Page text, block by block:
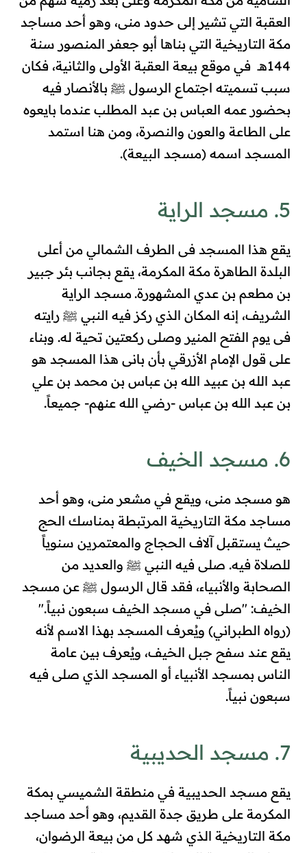
العقبة التي تشير إلى حدود منى، وهو أحد مساجد
مكة التاريخية التي بناها أبو جعفر المنصور سنة
144هـ في موقع بيعة العقبة الأولى والثانية، فكان
سبب تسميته اجتماع الرسول ﷺ بالأنصار فيه
بحضور عمه العباس بن عبد المطلب عندما بايعوه
على الطاعة والعون والنصرة، ومن هنا استمد
المسجد اسمه (مسجد البيعة).
5. مسجد الراية
يقع هذا المسجد فى الطرف الشمالي من أعلى
البلدة الطاهرة مكة المكرمة، يقع بجانب بئر جبير
بن مطعم بن عدي المشهورة. مسجد الراية
الشريف، إنه المكان الذي ركز فيه النبي ﷺ رايته
فى يوم الفتح المنير وصلى ركعتين تحية له. وبناء
على قول الإمام الأزرقي بأن بانى هذا المسجد هو
عبد الله بن عبيد الله بن عباس بن محمد بن علي
بن عبد الله بن عباس -رضي الله عنهم- جميعاً.
6. مسجد الخيف
هو مسجد منى، ويقع في مشعر منى، وهو أحد
مساجد مكة التاريخية المرتبطة بمناسك الحج
حيث يستقبل آلاف الحجاج والمعتمرين سنوياً
للصلاة فيه. صلى فيه النبي ﷺ والعديد من
الصحابة والأنبياء، فقد قال الرسول ﷺ عن مسجد
الخيف: "صلى في مسجد الخيف سبعون نبياً."
(رواه الطبراني) ويُعرف المسجد بهذا الاسم لأنه
يقع عند سفح جبل الخيف، ويُعرف بين عامة
الناس بمسجد الأنبياء أو المسجد الذي صلى فيه
سبعون نبياً.
7. مسجد الحديبية
يقع مسجد الحديبية في منطقة الشميسي بمكة
المكرمة على طريق جدة القديم، وهو أحد مساجد
مكة التاريخية الذي شهد كل من بيعة الرضوان،